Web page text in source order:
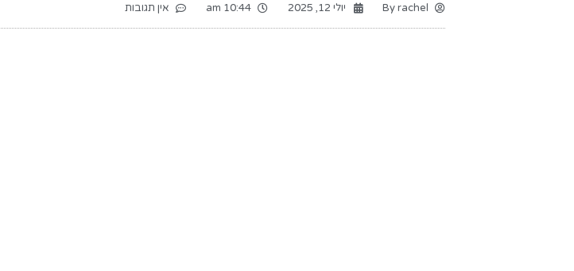
Byrachel יולי 12, 2025 10:44 am אין תגובות